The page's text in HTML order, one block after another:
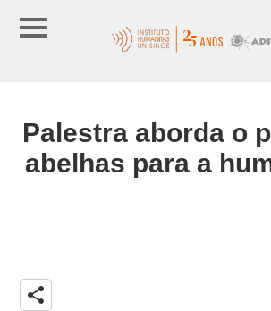
Palestra aborda o
abelhas para a
share